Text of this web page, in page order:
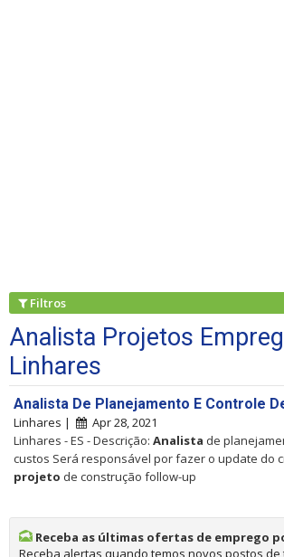
Filtros
Analista Projetos
Linhares
Analista De Planejamento E Controle
Linhares |
Apr 28, 2021
Linhares - ES - Descrição: Analista de
custos Será responsável por fazer o update do
projeto de construção follow-up
Receba as últimas ofertas de emprego
Receba alertas quando temos novos postos